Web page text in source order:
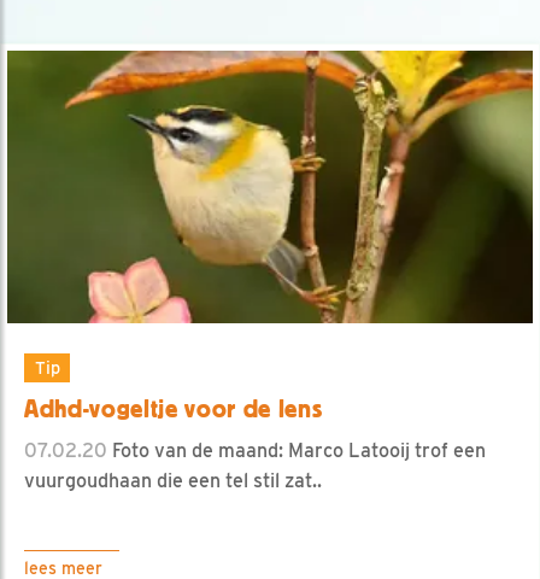
Tip
Adhd-vogeltje voor de lens
07.02.20 Foto van de maand: Marco Latooij trof een
vuurgoudhaan die een tel stil zat..
lees meer